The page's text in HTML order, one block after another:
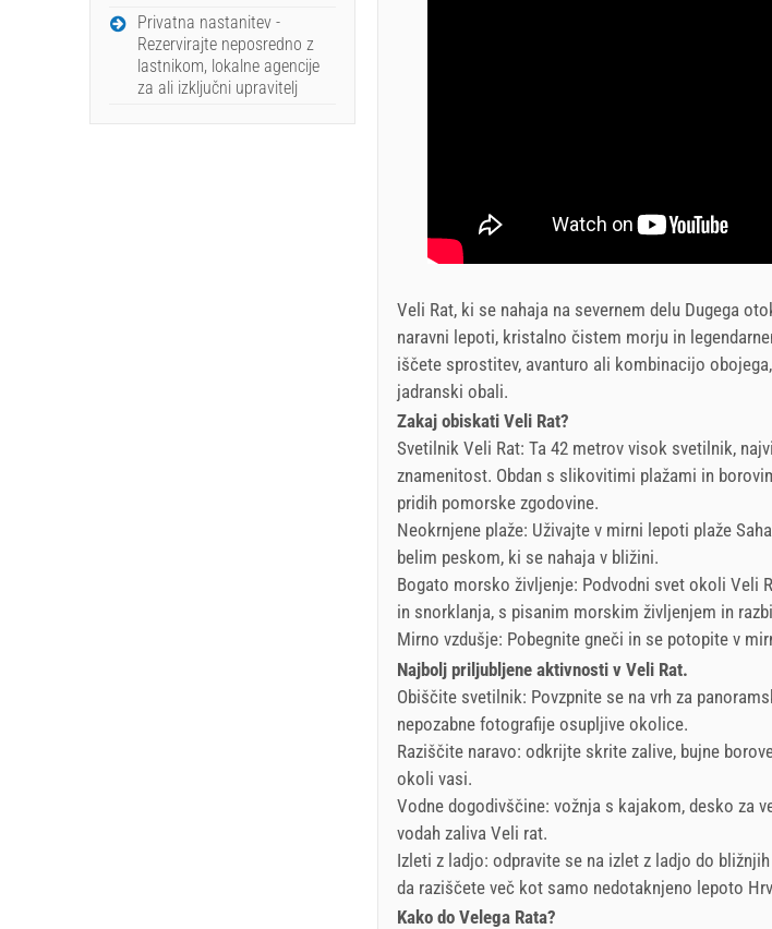
Veli Rat, ki se nahaja na severnem delu Dugega
naravni lepoti, kristalno čistem morju in
iščete sprostitev, avanturo ali kombinacijo
jadranski obali.
Zakaj obiskati Veli Rat?
Svetilnik Veli Rat: Ta 42 metrov visok svetilnik,
znamenitost. Obdan s slikovitimi plažami in
pridih pomorske zgodovine.
Neokrnjene plaže: Uživajte v mirni lepoti plaže
belim peskom, ki se nahaja v bližini.
Bogato morsko življenje: Podvodni svet okoli Veli
in snorklanja, s pisanim morskim življenjem in
Mirno vzdušje: Pobegnite gneči in se potopite v
Najbolj priljubljene aktivnosti v Veli Rat.
Obiščite svetilnik: Povzpnite se na vrh za
nepozabne fotografije osupljive okolice.
Raziščite naravo: odkrijte skrite zalive, bujne
okoli vasi.
Vodne dogodivščine: vožnja s kajakom, desko za
vodah zaliva Veli rat.
Izleti z ladjo: odpravite se na izlet z ladjo do
da raziščete več kot samo nedotaknjeno lepoto
Kako do Velega Rata?
Privatna nastanitev -
Rezervirajte neposredno z
lastnikom, lokalne agencije
za ali izključni upravitelj